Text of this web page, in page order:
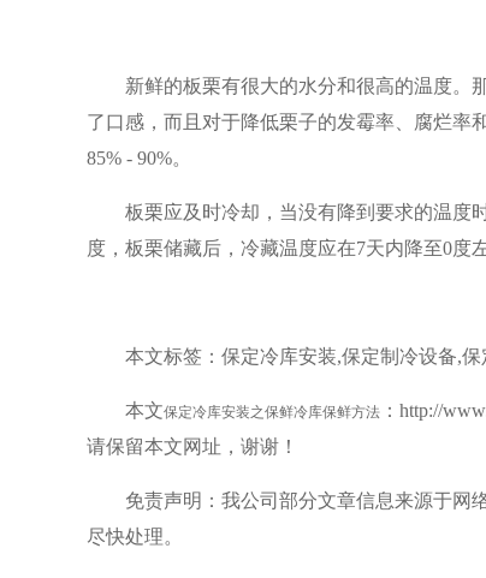
新鲜的板栗有很大的水分和很高的温度。
了口感，而且对于降低栗子的发霉率、腐烂率
85% - 90%。
板栗应及时冷却，当没有降到要求的温度
度，板栗储藏后，冷藏温度应在7天内降至0度
本文标签：保定冷库安装,保定制冷设备,保
本文保定冷库安装之保鲜冷库保鲜方法 ：http://
请保留本文网址，谢谢！
免责声明：我公司部分文章信息来源于网
尽快处理。